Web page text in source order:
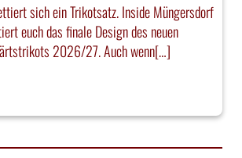
sich ein Trikotsatz. Inside Müngersdorf
euch das finale Design des neuen
2026/27. Auch wenn[…]